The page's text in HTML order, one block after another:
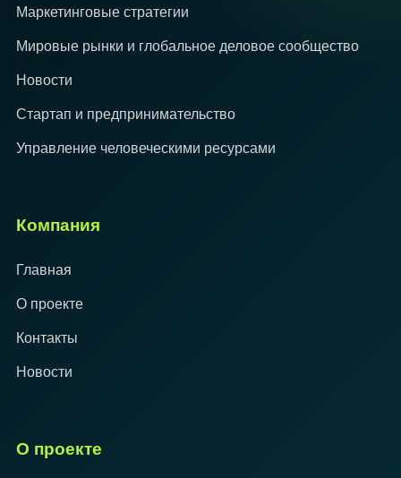
Маркетинговые стратегии
Мировые рынки и глобальное деловое сообщество
Новости
Стартап и предпринимательство
Управление человеческими ресурсами
Компания
Главная
О проекте
Контакты
Новости
О проекте